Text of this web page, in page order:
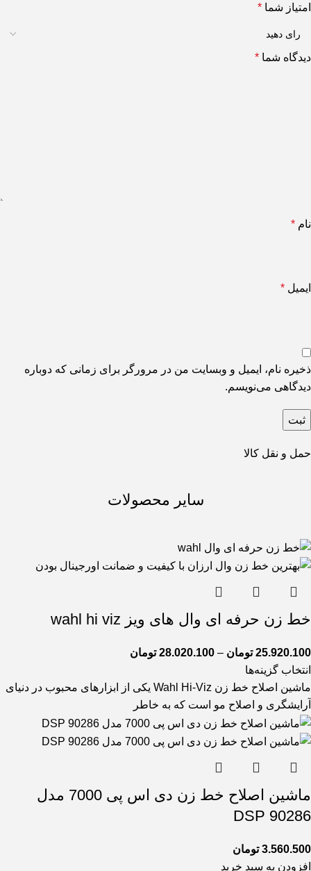
امتیاز شما *
دیدگاه شما *
نام *
ایمیل *
ذخیره نام، ایمیل و وبسایت من در مرورگر برای زمانی که دوباره
دیدگاهی می‌نویسم.
حمل و نقل کالا
سایر محصولات
خط زن حرفه ای وال های ویز wahl hi viz
25.920.100 تومان –
28.020.100 تومان
انتخاب گزینه‌ها
ماشین اصلاح خط زن Wahl Hi-Viz یکی از ابزارهای محبوب در دنیای
آرایشگری و اصلاح مو است که به خاطر
ماشین اصلاح خط زن دی اس پی 7000 مدل
90286 DSP
3.560.500 تومان
افزودن به سبد خرید